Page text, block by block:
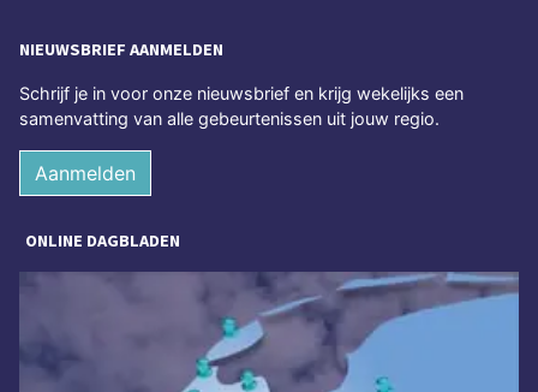
NIEUWSBRIEF AANMELDEN
Schrijf je in voor onze nieuwsbrief en krijg wekelijks een
samenvatting van alle gebeurtenissen uit jouw regio.
Aanmelden
ONLINE DAGBLADEN